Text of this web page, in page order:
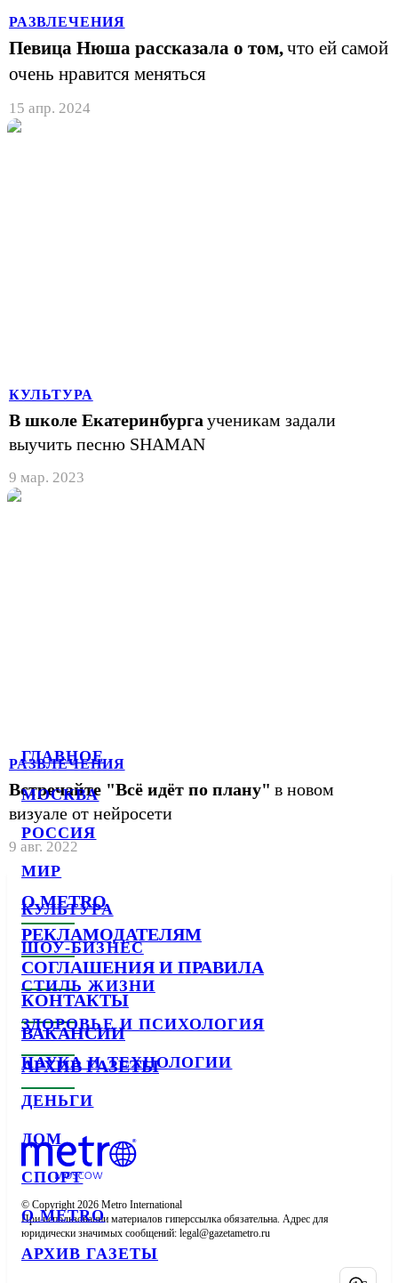
ГЛАВНОЕ
МОСКВА
РОССИЯ
МИР
КУЛЬТУРА
ШОУ-БИЗНЕС
СТИЛЬ ЖИЗНИ
ЗДОРОВЬЕ И ПСИХОЛОГИЯ
НАУКА И ТЕХНОЛОГИИ
ДЕНЬГИ
ДОМ
СПОРТ
О METRO
АРХИВ ГАЗЕТЫ
РАЗВЛЕЧЕНИЯ
Певица Нюша рассказала о том,что ей самой
очень нравится меняться
15 апр. 2024
КУЛЬТУРА
В школе Екатеринбурга ученикам задали
выучить песню SHAMAN
9 мар. 2023
РАЗВЛЕЧЕНИЯ
Встречайте "Всё идёт по плану" в новом
визуале от нейросети
9 авг. 2022
О METRO
РЕКЛАМОДАТЕЛЯМ
СОГЛАШЕНИЯ И ПРАВИЛА
КОНТАКТЫ
ВАКАНСИИ
АРХИВ ГАЗЕТЫ
© Copyright 2026 Metro International
При использовании материалов гиперссылка обязательна. Адрес для
юридически значимых сообщений: